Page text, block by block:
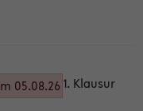
05.08.26 1. Klausur